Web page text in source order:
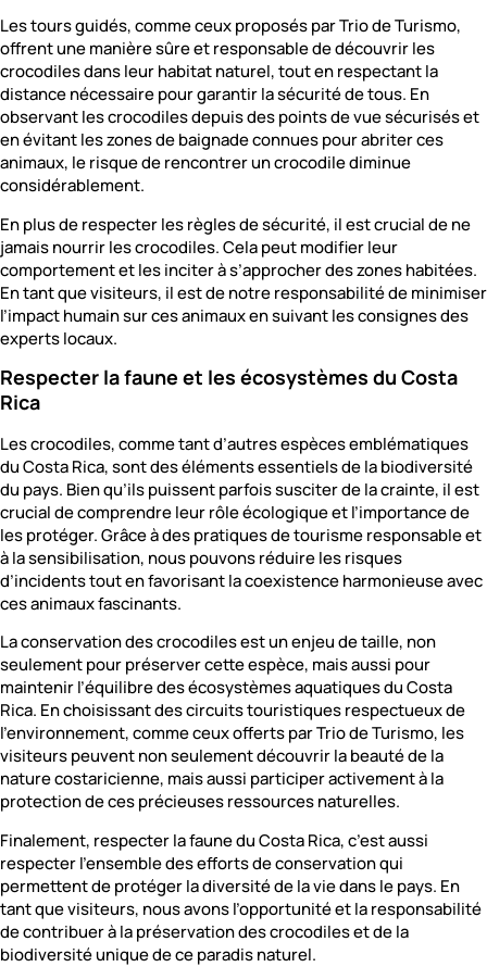
Les tours guidés, comme ceux proposés par Trio de Turismo,
offrent une manière sûre et responsable de découvrir les
crocodiles dans leur habitat naturel, tout en respectant la
distance nécessaire pour garantir la sécurité de tous. En
observant les crocodiles depuis des points de vue sécurisés et
en évitant les zones de baignade connues pour abriter ces
animaux, le risque de rencontrer un crocodile diminue
considérablement.
En plus de respecter les règles de sécurité, il est crucial de ne
jamais nourrir les crocodiles. Cela peut modifier leur
comportement et les inciter à s’approcher des zones habitées.
En tant que visiteurs, il est de notre responsabilité de minimiser
l’impact humain sur ces animaux en suivant les consignes des
experts locaux.
Respecter la faune et les écosystèmes du Costa
Rica
Les crocodiles, comme tant d’autres espèces emblématiques
du Costa Rica, sont des éléments essentiels de la biodiversité
du pays. Bien qu’ils puissent parfois susciter de la crainte, il est
crucial de comprendre leur rôle écologique et l’importance de
les protéger. Grâce à des pratiques de tourisme responsable et
à la sensibilisation, nous pouvons réduire les risques
d’incidents tout en favorisant la coexistence harmonieuse avec
ces animaux fascinants.
La conservation des crocodiles est un enjeu de taille, non
seulement pour préserver cette espèce, mais aussi pour
maintenir l’équilibre des écosystèmes aquatiques du Costa
Rica. En choisissant des circuits touristiques respectueux de
l’environnement, comme ceux offerts par Trio de Turismo, les
visiteurs peuvent non seulement découvrir la beauté de la
nature costaricienne, mais aussi participer activement à la
protection de ces précieuses ressources naturelles.
Finalement, respecter la faune du Costa Rica, c’est aussi
respecter l’ensemble des efforts de conservation qui
permettent de protéger la diversité de la vie dans le pays. En
tant que visiteurs, nous avons l’opportunité et la responsabilité
de contribuer à la préservation des crocodiles et de la
biodiversité unique de ce paradis naturel.